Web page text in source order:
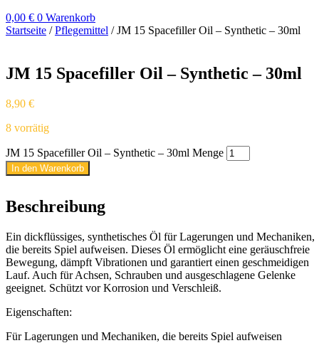
0,00 € 0 Warenkorb
Startseite /Pflegemittel / JM 15 Spacefiller Oil – Synthetic – 30ml
JM 15 Spacefiller Oil – Synthetic – 30ml
8,90 €
8 vorrätig
JM 15 Spacefiller Oil – Synthetic – 30ml Menge
In den Warenkorb
Beschreibung
Ein dickflüssiges, synthetisches Öl für Lagerungen und Mechaniken,
die bereits Spiel aufweisen. Dieses Öl ermöglicht eine geräuschfreie
Bewegung, dämpft Vibrationen und garantiert einen geschmeidigen
Lauf. Auch für Achsen, Schrauben und ausgeschlagene Gelenke
geeignet. Schützt vor Korrosion und Verschleiß.
Eigenschaften:
Für Lagerungen und Mechaniken, die bereits Spiel aufweisen